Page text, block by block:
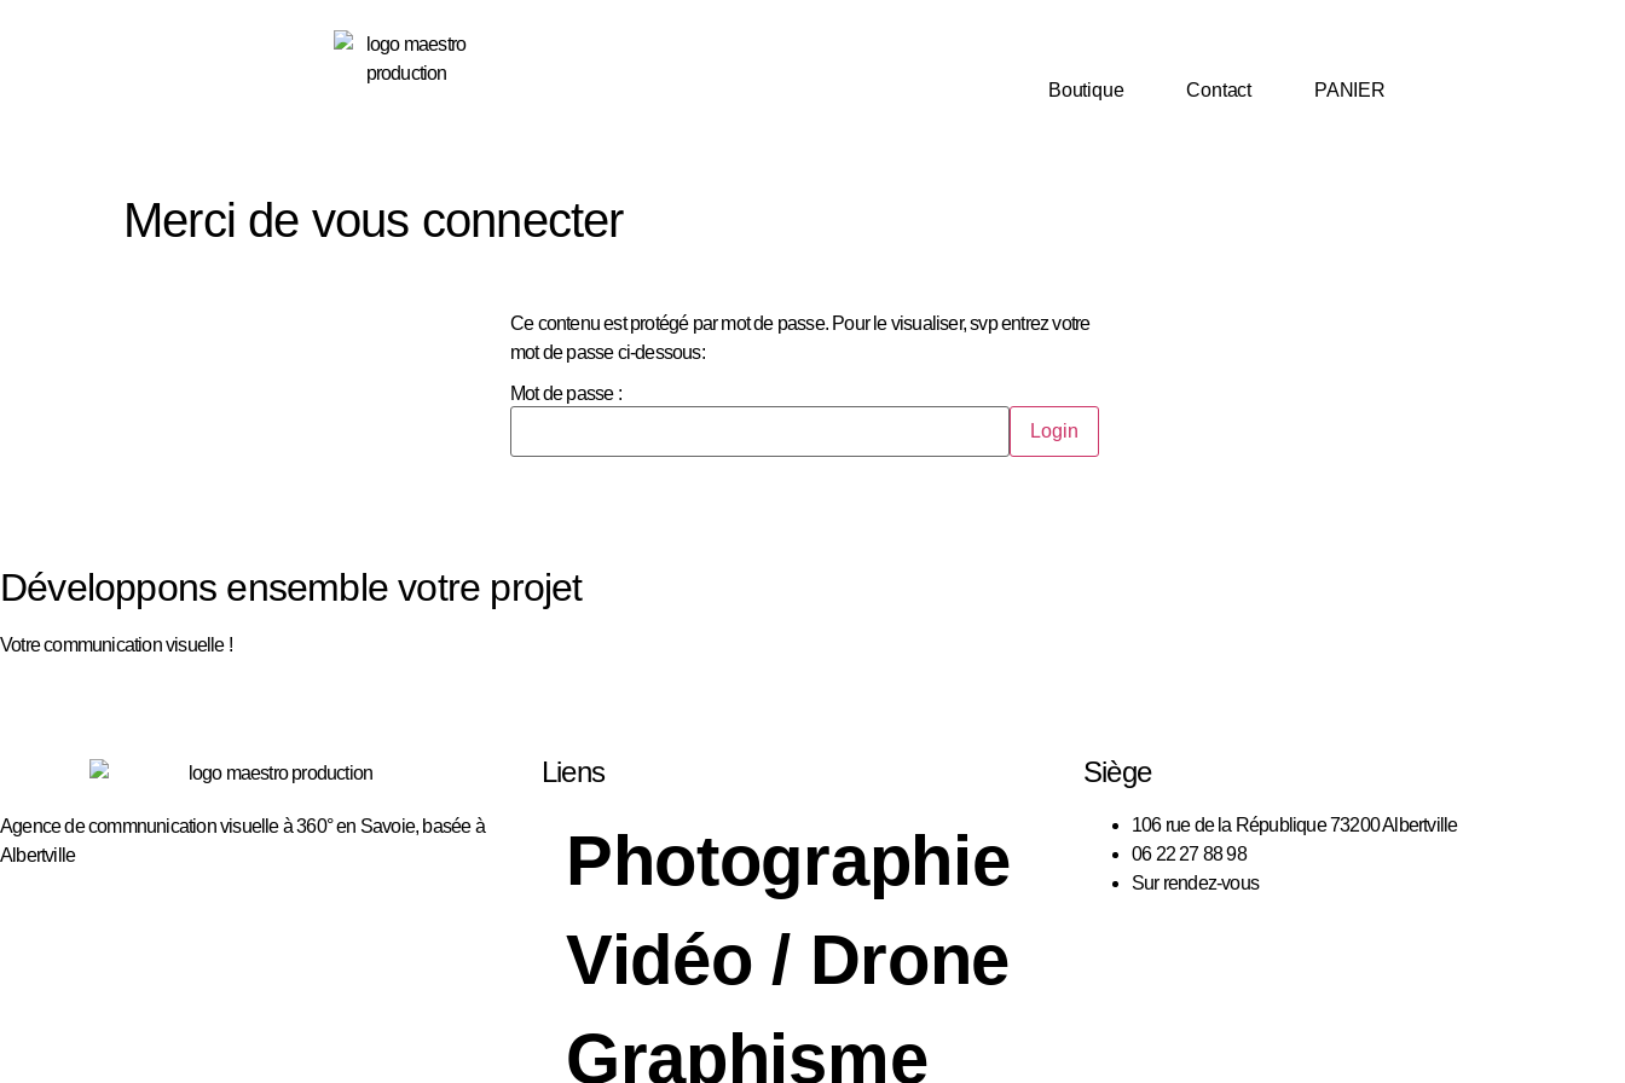
Boutique Contact PANIER
Merci de vous connecter
Ce contenu est protégé par mot de passe. Pour le visualiser, svp entrez votre
mot de passe ci-dessous:
Mot de passe :
Développons ensemble votre projet
Votre communication visuelle !
Agence de commnunication visuelle à 360° en Savoie, basée à
Albertville
Liens
Photographie
Vidéo / Drone
Graphisme
Siège
106 rue de la République 73200 Albertville
06 22 27 88 98
Sur rendez-vous